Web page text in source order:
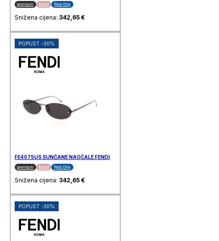
premium trend Web Only
Snižena cijena: 342,65 €
POPUST -30%
FE4075US SUNČANE NAOČALE FENDI
premium trend Web Only
Snižena cijena: 342,65 €
POPUST -30%